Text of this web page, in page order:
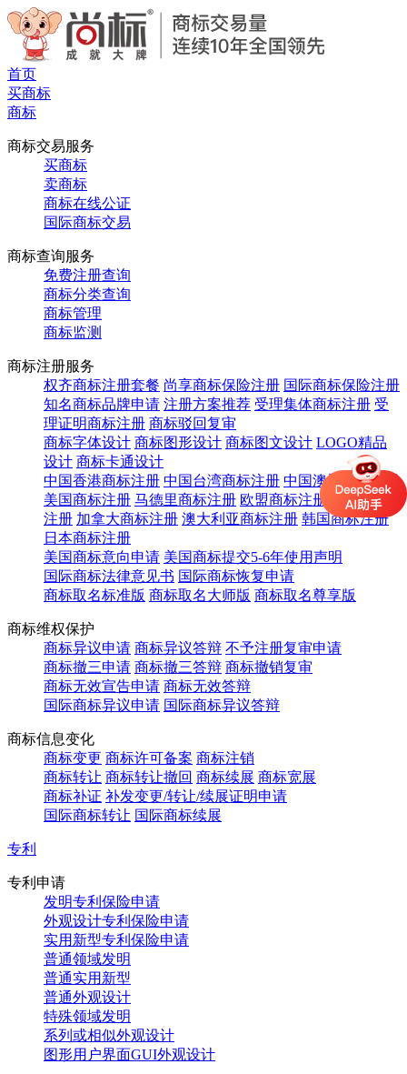
首页
买商标
商标
商标交易服务
买商标
卖商标
商标在线公证
国际商标交易
商标查询服务
免费注册查询
商标分类查询
商标管理
商标监测
商标注册服务
权齐商标注册套餐 尚享商标保险注册 国际商标保险注册
知名商标品牌申请 注册方案推荐 受理集体商标注册 受
理证明商标注册 商标驳回复审
商标字体设计 商标图形设计 商标图文设计 LOGO精品
设计 商标卡通设计
中国香港商标注册 中国台湾商标注册 中国澳门商标注册
美国商标注册 马德里商标注册 欧盟商标注册
英国商标
注册 加拿大商标注册 澳大利亚商标注册 韩国商标注册
日本商标注册
美国商标意向申请 美国商标提交5-6年使用声明
国际商标法律意见书 国际商标恢复申请
商标取名标准版 商标取名大师版 商标取名尊享版
商标维权保护
商标异议申请 商标异议答辩 不予注册复审申请
商标撤三申请 商标撤三答辩 商标撤销复审
商标无效宣告申请 商标无效答辩
国际商标异议申请 国际商标异议答辩
商标信息变化
商标变更 商标许可备案 商标注销
商标转让 商标转让撤回 商标续展 商标宽展
商标补证 补发变更/转让/续展证明申请
国际商标转让 国际商标续展
专利
专利申请
发明专利保险申请
外观设计专利保险申请
实用新型专利保险申请
普通领域发明
普通实用新型
普通外观设计
特殊领域发明
系列或相似外观设计
图形用户界面GUI外观设计